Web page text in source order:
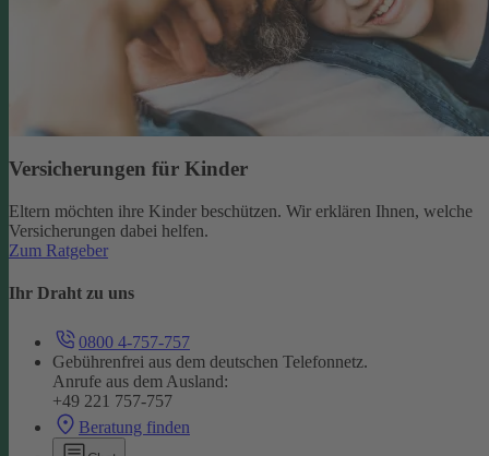
Versicherungen für Kinder
Eltern möchten ihre Kinder beschützen. Wir erklären Ihnen, welche
Versicherungen dabei helfen.
Zum Ratgeber
Ihr Draht zu uns
0800 4-757-757
Gebührenfrei aus dem deutschen Telefonnetz.
Anrufe aus dem Ausland:
+49 221 757-757
Beratung finden